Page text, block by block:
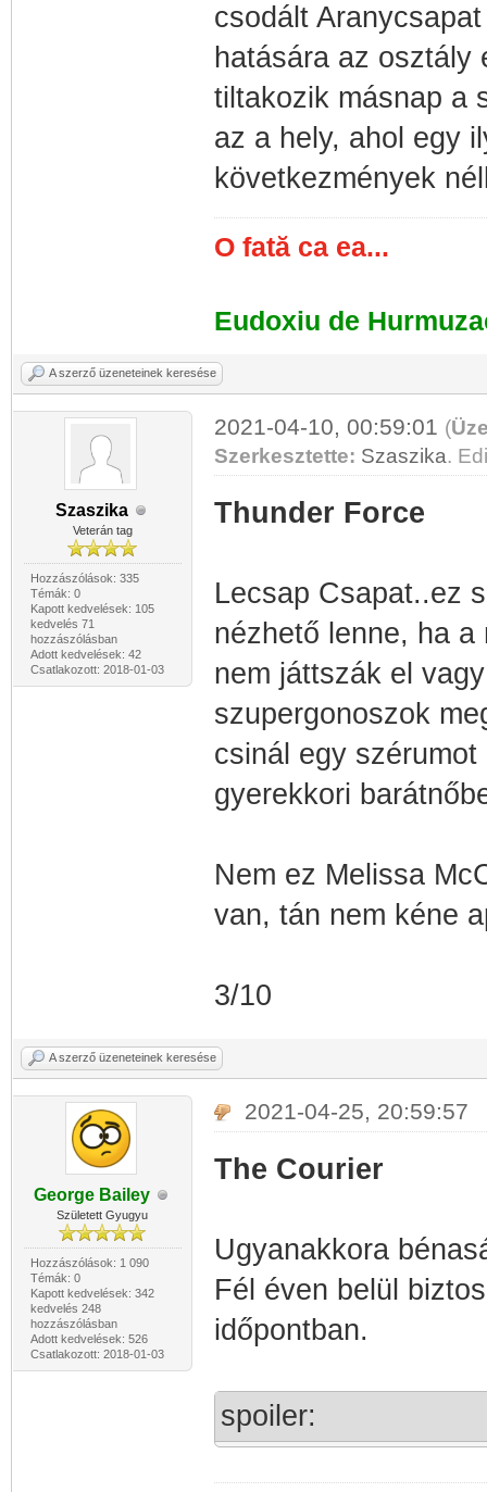
csodált
hatására az osztály
tiltakozik másnap a
az a hely, ahol egy
következmények
O fată ca ea...
Eudoxiu de
A szerző üzeneteinek keresése
Szaszika
Veterán tag
Hozzászólások: 335
Témák: 0
Kapott kedvelések: 105
kedvelés 71
hozzászólásban
Adott kedvelések: 42
Csatlakozott: 2018-01-03
2021-04-10, 00:59:01 (
Szerkesztette: Szaszika.
Thunder Force
Lecsap Csapat..ez
nézhető lenne, ha
nem játtszák el
szupergonoszok
csinál egy
gyerekkori
Nem ez Melissa
van, tán nem kéne
3/10
A szerző üzeneteinek keresése
George Bailey
Született Gyugyu
Hozzászólások: 1 090
Témák: 0
Kapott kedvelések: 342
kedvelés 248
hozzászólásban
Adott kedvelések: 526
Csatlakozott: 2018-01-03
2021-04-25, 20:59:57
The Courier
Ugyanakkora
Fél éven belül
időpontban.
spoiler: